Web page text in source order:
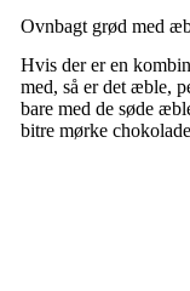
Ovnbagt grød med
Hvis der er en
med, så er det æble,
bare med de søde
bitre mørke